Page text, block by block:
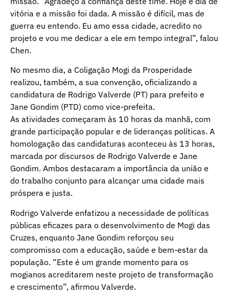
vitória e a missão foi dada. A missão é difícil, mas de
guerra eu entendo. Eu amo essa cidade, acredito no
projeto e vou me dedicar a ele em tempo integral”, falou
Chen.
No mesmo dia, a Coligação Mogi da Prosperidade
realizou, também, a sua convenção, oficializando a
candidatura de Rodrigo Valverde (PT) para prefeito e
Jane Gondim (PTD) como vice-prefeita.
As atividades começaram às 10 horas da manhã, com
grande participação popular e de lideranças políticas. A
homologação das candidaturas aconteceu às 13 horas,
marcada por discursos de Rodrigo Valverde e Jane
Gondim. Ambos destacaram a importância da união e
do trabalho conjunto para alcançar uma cidade mais
próspera e justa.
Rodrigo Valverde enfatizou a necessidade de políticas
públicas eficazes para o desenvolvimento de Mogi das
Cruzes, enquanto Jane Gondim reforçou seu
compromisso com a educação, saúde e bem-estar da
população. “Este é um grande momento para os
mogianos acreditarem neste projeto de transformação
e crescimento”, afirmou Valverde.